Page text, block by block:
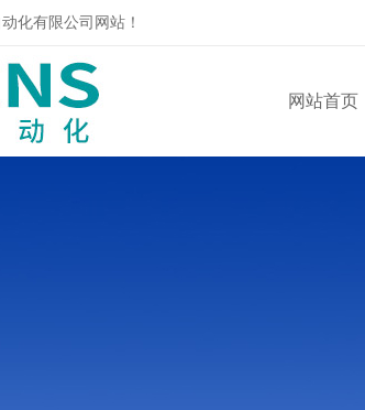
化有限公司网站！
网站首页